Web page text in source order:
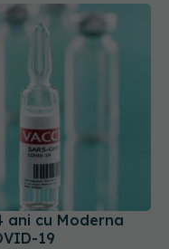
ani cu Moderna
19